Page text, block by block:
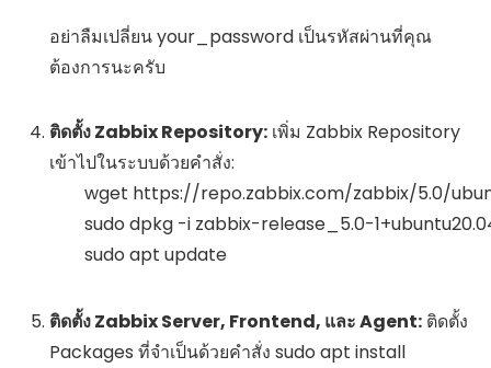
อย่าลืมเปลี่ยนyour_password เป็นรหัสผ่านที่คุณ
ต้องการนะครับ
ติดตั้ง Zabbix Repository: เพิ่ม Zabbix Repository
เข้าไปในระบบด้วยคำสั่ง:
wget https://repo.zabbix.com/zabbix/
sudo dpkg -i zabbix-release_5.0-
        sudo apt update
ติดตั้ง Zabbix Server, Frontend, และ Agent: ติดตั้ง
Packages ที่จำเป็นด้วยคำสั่ง sudo apt install